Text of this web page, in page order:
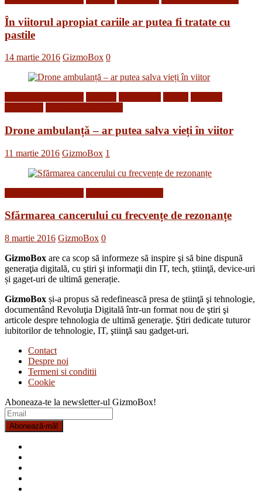
În viitorul apropiat cariile ar putea fi tratate cu
pastile
14 martie 2016 GizmoBox 0
Drone ambulanță – ar putea salva vieți în viitor
11 martie 2016 GizmoBox 1
Sfărmarea cancerului cu frecvențe de rezonanțe
8 martie 2016 GizmoBox 0
GizmoBox are ca scop să informeze să inspire şi să bine dispună
generaţia digitală, cu ştiri şi informaţii din IT, tech, ştiinţă, device-uri
și gaget-uri de ultimă generație.
GizmoBox și-a propus să redefinească presa de ştiinţă şi tehnologie,
documentând Revoluţia Digitală într-un format nou de ştiri şi
articole despre tehnologia de ultimă generaţie. Ştiri dedicate tuturor
iubitorilor de tehnologie, IT, ştiinţă sau gadget-uri.
Contact
Despre noi
Termeni si conditii
Cookie
Aboneaza-te la newsletter-ul GizmoBox!